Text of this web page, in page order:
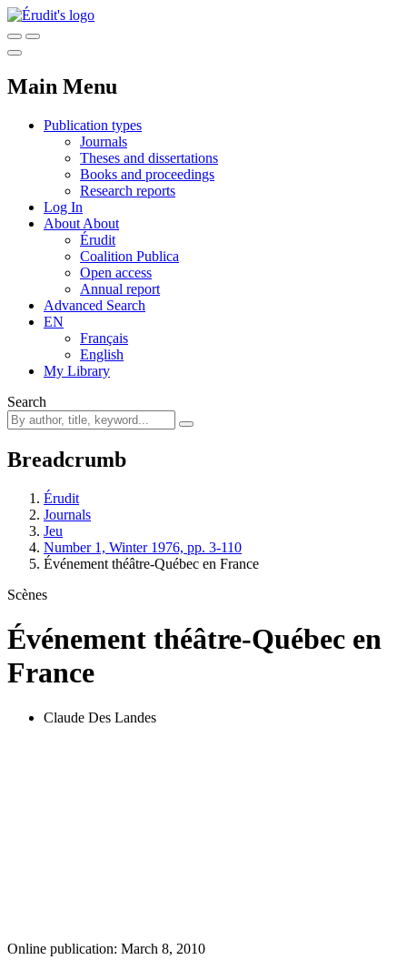
Main Menu
Publication types
Journals
Theses and dissertations
Books and proceedings
Research reports
Log In
About About
Érudit
Coalition Publica
Open access
Annual report
Advanced Search
EN
Français
English
My Library
Search
Breadcrumb
Érudit
Journals
Jeu
Number 1, Winter 1976, pp. 3-110
Événement théâtre-Québec en France
Scènes
Événement théâtre-Québec en
France
Claude Des Landes
Online publication: March 8, 2010